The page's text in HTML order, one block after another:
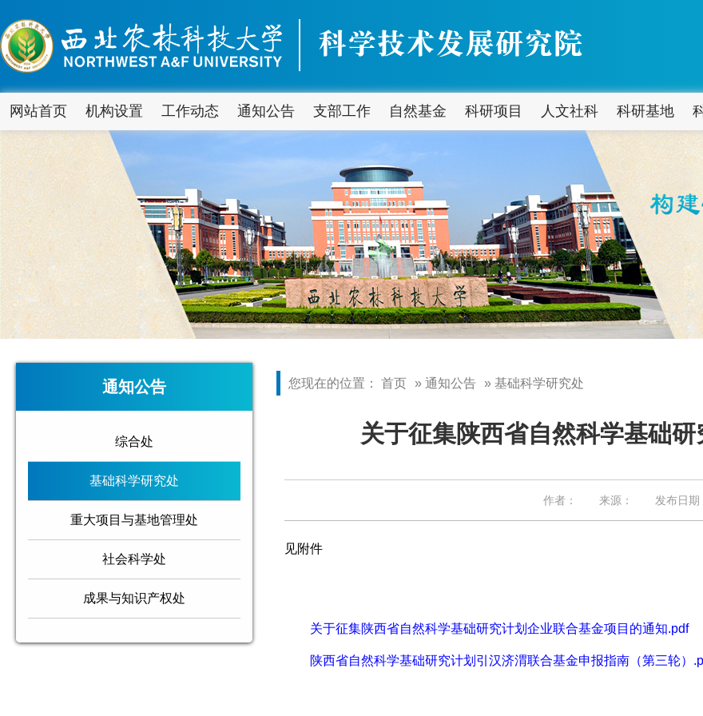
网站首页 机构设置 工作动态 通知公告 支部工作 自然基金 科研项目 人文社科 科研基地
通知公告
综合处
基础科学研究处
重大项目与基地管理处
社会科学处
成果与知识产权处
您现在的位置： 首页 » 通知公告 » 基础科学研究处
关于征集陕西省自然科学基础
作者： 来源： 发布日期
见附件
关于征集陕西省自然科学基础研究计划企业联合基金项目的通知.pdf
陕西省自然科学基础研究计划引汉济渭联合基金申报指南（第三轮）